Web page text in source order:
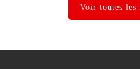
Management
Voir toutes les